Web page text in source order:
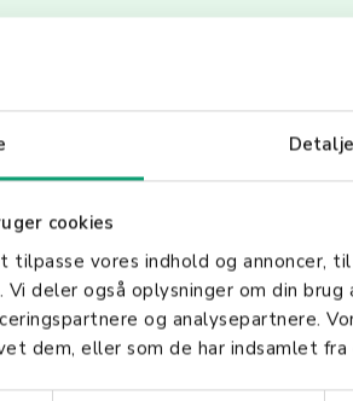
cookies
tilpasse vores indhold og annoncer,
Vi deler også oplysninger om din
og analysepartnere.
dem, eller som de har indsamlet
Din
de som er nye i
føring av salg, kjøp, lønn og
reglene nøye kan ikke bare
økonomiske helse. Ved
de opererer i henhold til
er spesielt relevant i en
stadig større rolle i